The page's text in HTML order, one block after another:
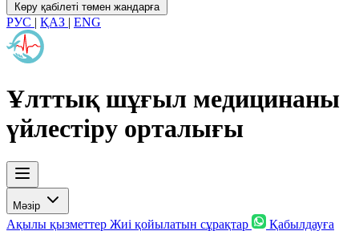
Көру қабілеті төмен жандарға
РУС | ҚАЗ | ENG
Ұлттық шұғыл медицинаны
үйлестіру орталығы
Мәзір
Ақылы қызметтер Жиі қойылатын сұрақтар
Қабылдауға